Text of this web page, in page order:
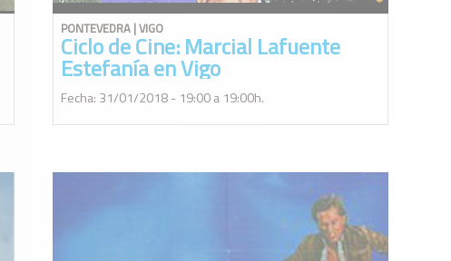
PONTEVEDRA | VIGO
Ciclo de Cine: Marcial Lafuente
Estefanía en Vigo
Fecha: 31/01/2018 - 19:00 a 19:00h.